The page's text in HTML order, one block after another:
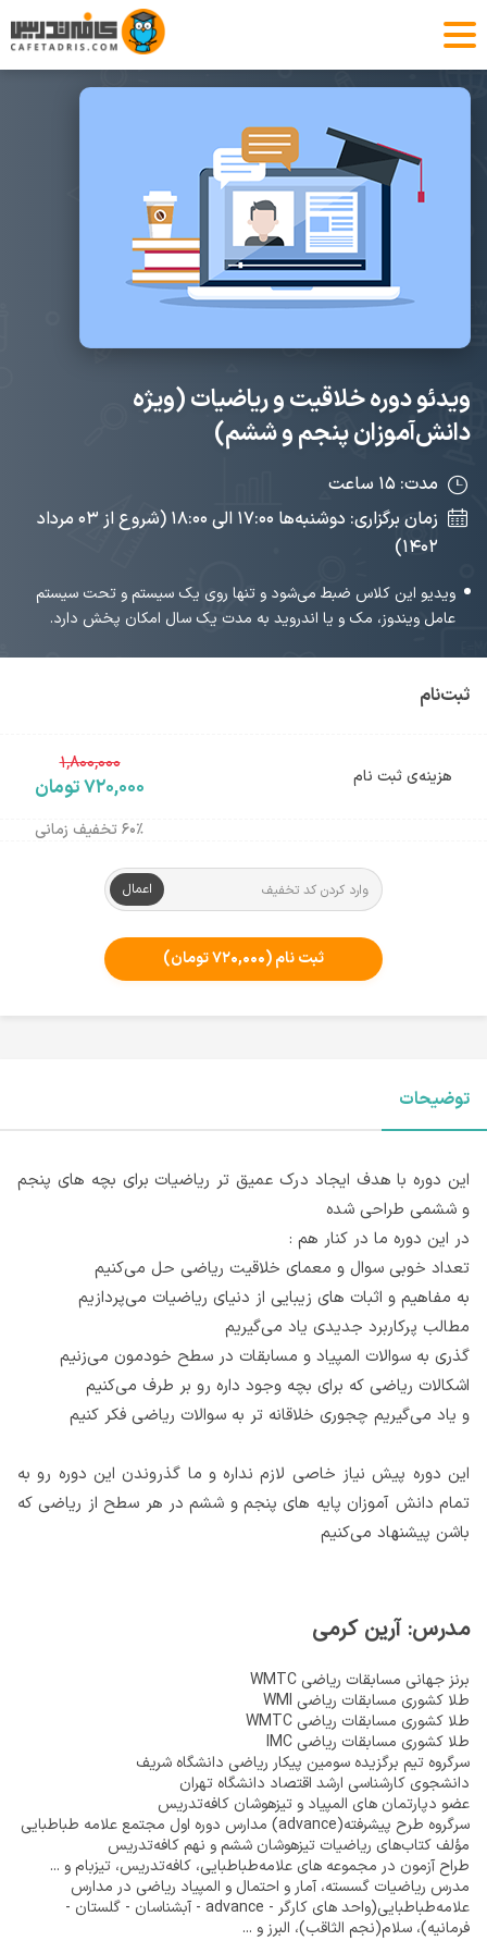
ویدئو دوره خلاقیت و ریاضیات (ویژه
دانش‌آموزان پنجم و ششم)
مدت: ۱۵ ساعت
زمان برگزاری: دوشنبه‌ها ۱۷:۰۰ الی ۱۸:۰۰ (شروع از ۰۳ مرداد
۱۴۰۲)
ویدیو این کلاس ضبط می‌شود و تنها روی یک سیستم و تحت سیستم
عامل ویندوز، مک و یا اندروید به مدت یک سال امکان پخش دارد.
ثبت‌نام
هزینه‌ی ثبت نام
۱,۸۰۰,۰۰۰
۷۲۰,۰۰۰ تومان
۶۰٪ تخفیف زمانی
اعمال
ثبت نام(۷۲۰,۰۰۰ تومان)
توضیحات
این دوره با هدف ایجاد درک عمیق تر ریاضیات برای بچه های پنجم
و ششمی طراحی شده
در این دوره ما در کنار هم :
تعداد خوبی سوال و معمای خلاقیت ریاضی حل می‌کنیم
به مفاهیم و اثبات های زیبایی از دنیای ریاضیات می‌پردازیم
مطالب پرکاربرد جدیدی یاد می‌گیریم
گذری به سوالات المپیاد و مسابقات در سطح خودمون می‌زنیم
اشکالات ریاضی که برای بچه وجود داره رو بر طرف می‌کنیم
و یاد می‌گیریم چجوری خلاقانه تر به سوالات ریاضی فکر کنیم
این دوره پیش نیاز خاصی لازم نداره و ما گذروندن این دوره رو به
تمام دانش آموزان پایه های پنجم و ششم در هر سطح از ریاضی که
باشن پیشنهاد می‌کنیم
مدرس: آرین کرمی
برنز جهانی مسابقات ریاضی WMTC
طلا کشوری مسابقات ریاضی WMI
طلا کشوری مسابقات ریاضی WMTC
طلا کشوری مسابقات ریاضی IMC
سرگروه تیم برگزیده سومین پیکار ریاضی دانشگاه شریف
دانشجوی کارشناسی ارشد اقتصاد دانشگاه تهران
عضو دپارتمان های المپیاد و تیزهوشان کافه‌تدریس
سرگروه طرح پیشرفته(advance) مدارس دوره اول مجتمع علامه طباطبایی
مؤلف کتاب‌های ریاضیات تیزهوشان ششم و نهم کافه‌تدریس
طراح آزمون در مجموعه های علامه‌طباطبایی، کافه‌تدریس، تیزبام و ...
مدرس ریاضیات گسسته، آمار و احتمال و المپیاد ریاضی در مدارس
علامه‌طباطبایی(واحد های کارگر - advance - آبشناسان - گلستان -
فرمانیه)، سلام(نجم الثاقب)، البرز و ...